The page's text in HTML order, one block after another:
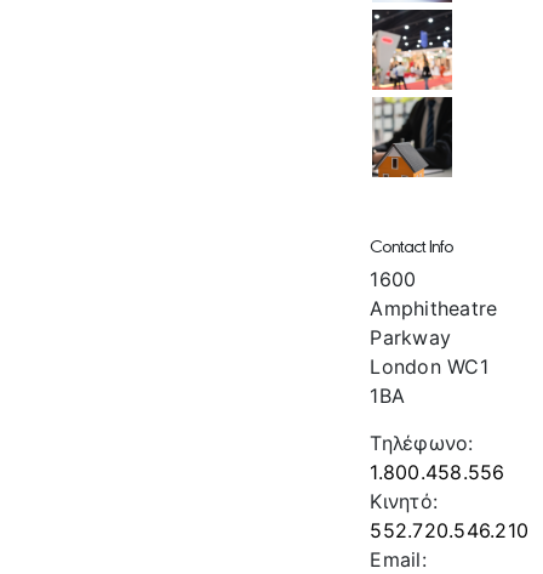
Contact Info
1600
Amphitheatre
Parkway
London WC1
1BA
Τηλέφωνο:
1.800.458.556
Κινητό:
552.720.546.210
Email: